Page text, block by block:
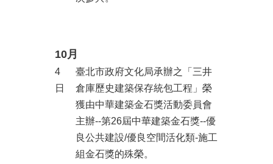
10月
4
日
臺北市政府文化局承辦之「三井
倉庫歷史建築保存統包工程」榮
獲由中華建築金石獎活動委員會
主辦--第26屆中華建築金石獎--優
良公共建設/優良空間活化類-施工
組金石獎的殊榮。